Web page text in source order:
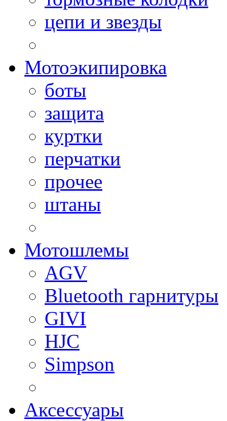
цепи и звезды
Мотоэкипировка
боты
защита
куртки
перчатки
прочее
штаны
Мотошлемы
AGV
Bluetooth гарнитуры
GIVI
HJC
Simpson
Аксессуары